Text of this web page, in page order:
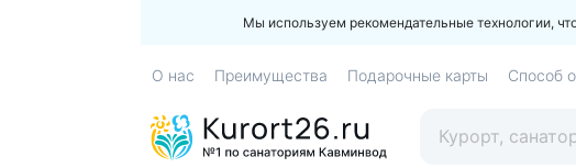
Мы используем рекомендательные технологии,
О нас Преимущества Подарочные карты Способ